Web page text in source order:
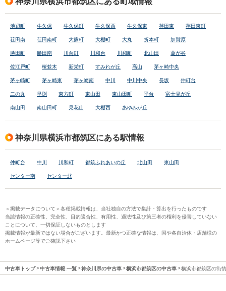
池辺町 牛久保 牛久保町 牛久保西 牛久保東 荏田東 荏田東町
荏田南 荏田南町 大熊町 大棚町 大丸 折本町 加賀原
勝田町 勝田南 川向町 川和台 川和町 北山田 葛が谷
佐江戸町 桜並木 新栄町 すみれが丘 高山 茅ヶ崎中央
茅ヶ崎町 茅ヶ崎東 茅ヶ崎南 中川 中川中央 長坂 仲町台
二の丸 早渕 東方町 東山田 東山田町 平台 富士見が丘
南山田 南山田町 見花山 大棚西 あゆみが丘
神奈川県横浜市都筑区にある駅情報
仲町台 中川 川和町 都筑ふれあいの丘 北山田 東山田
センター南 センター北
＜掲載データについて＞各種掲載情報は、当社独自の方法で集計・算出を行ったものです
当該情報の正確性、完全性、目的適合性、有用性、適法性及び第三者の権利を侵害していない
ことについて、一切保証しないものとします
掲載情報が最新ではない場合がございます。最新かつ正確な情報は、国や各自治体・店舗様の
ホームページ等でご確認下さい
中古車トップ 中古車情報:一覧 神奈川県の中古車 横浜市都筑区の中古車 横浜市都筑区の街